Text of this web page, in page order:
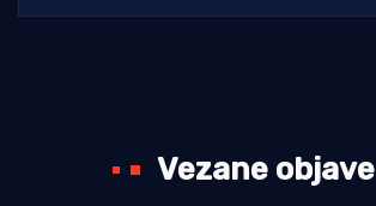
Vezane objave